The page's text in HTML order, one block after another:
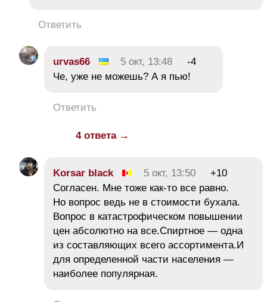
Ответить
urvas66 5 окт, 13:48
-4
Че, уже не можешь? А я пью!
Ответить
4 ответа →
Korsar black 5 окт, 13:50
+10
Согласен. Мне тоже как-то все равно.
Но вопрос ведь не в стоимости бухала.
Вопрос в катастрофическом повышении
цен абсолютно на все.Спиртное — одна
из составляющих всего ассортимента.И
для определенной части населения —
наиболее популярная.